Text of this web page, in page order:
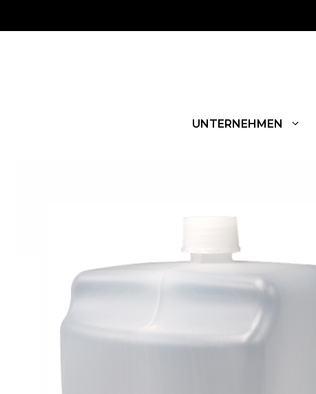
UNTERNEHMEN